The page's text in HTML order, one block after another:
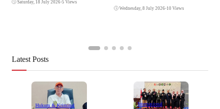
Saturday, 18 July 2026•5 Views
Wednesday, 8 July 2026•10 Views
Latest Posts
Hukum & Kriminal Internasional